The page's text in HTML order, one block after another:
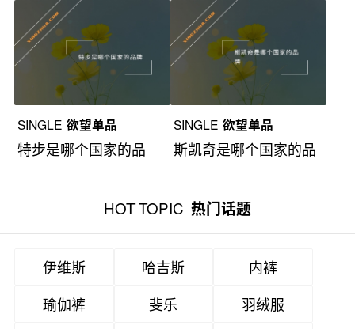
牌？
牌？
SINGLE 欲望单品
特步是哪个国家的品
SINGLE 欲望单品
斯凯奇是哪个国家的品
HOT TOPIC 热门话题
伊维斯 哈吉斯
内裤
瑜伽裤
斐乐
羽绒服